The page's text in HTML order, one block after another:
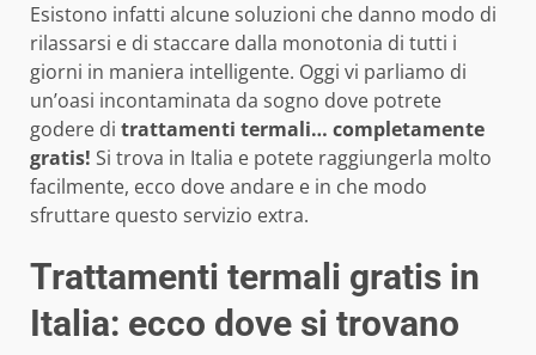
Esistono infatti alcune soluzioni che danno modo di
rilassarsi e di staccare dalla monotonia di tutti i
giorni in maniera intelligente. Oggi vi parliamo di
un’oasi incontaminata da sogno dove potrete
godere di trattamenti termali… completamente
gratis! Si trova in Italia e potete raggiungerla molto
facilmente, ecco dove andare e in che modo
sfruttare questo servizio extra.
Trattamenti termali gratis in
Italia: ecco dove si trovano